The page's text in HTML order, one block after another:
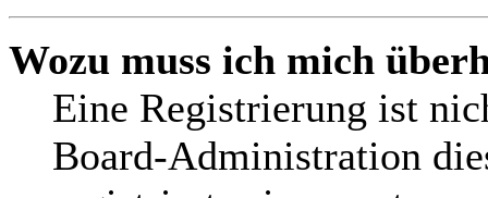
Wozu muss ich mich
Eine Registrierung ist
Board-Administration